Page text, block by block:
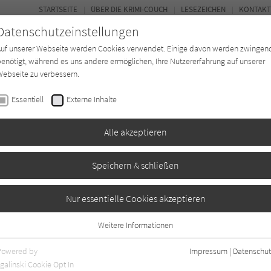
Buchtyp Autor*in Magazin
STARTSEITE ÜBER DIE KRIMI-COUCH LESEZEICHEN KONTAKT
unserer Webseite werden Cookies verwendet. Einige davon werden
während es uns andere ermöglichen, Ihre Nutzererfahrung auf unserer
zu verbessern.
Essentiell Externe Inhalte
Alle akzeptieren
Speichern & schließen
Nur essentielle Cookies akzeptieren
Essentielle Cookies werden für grundlegende Funktionen der Webseite
benötigt. Dadurch ist gewährleistet, dass die Webseite einwandfrei
Weitere Informationen
by
Cookie Opt In
Impressum |